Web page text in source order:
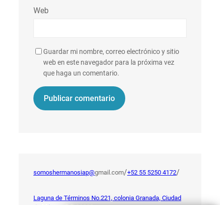
Web
Guardar mi nombre, correo electrónico y sitio
web en este navegador para la próxima vez
que haga un comentario.
somoshermanosiap@gmail.com/+52 55 5250 4172/
Laguna de Términos No.221, colonia Granada, Ciudad